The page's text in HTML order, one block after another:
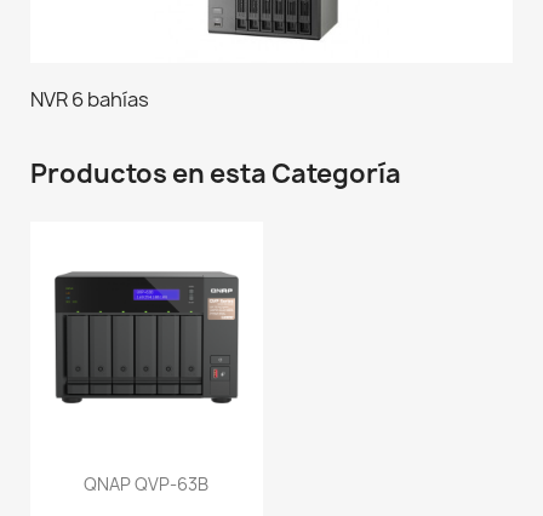
NVR 6 bahías
Productos en esta Categoría
QNAP QVP-63B